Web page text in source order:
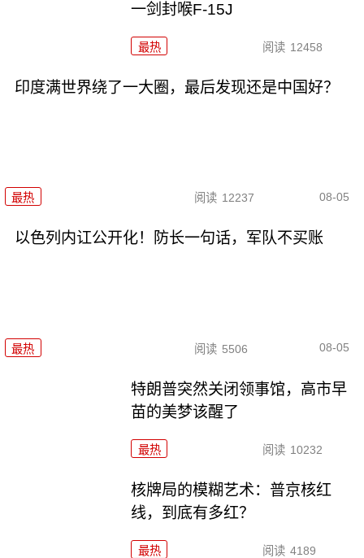
一剑封喉F-15J
最热 阅读 12458
印度满世界绕了一大圈，最后发现还是中国好？
最热 阅读 12237 08-05
以色列内讧公开化！防长一句话，军队不买账
最热 阅读 5506 08-05
特朗普突然关闭领事馆，高市早
苗的美梦该醒了
最热 阅读 10232
核牌局的模糊艺术：普京核红
线，到底有多红？
最热 阅读 4189